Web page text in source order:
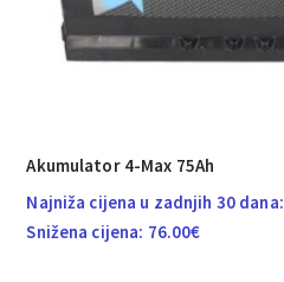
Akumulator 4-Max 75Ah
Najniža cijena u zadnjih 30 dana:
Snižena cijena: 76.00€